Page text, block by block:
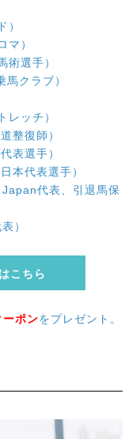
）
マ）
術選手）
クラブ）
レッチ）
整復師）
表選手）
本代表選手）
代表、引退馬保
）
こちら
ポンをプレゼント。